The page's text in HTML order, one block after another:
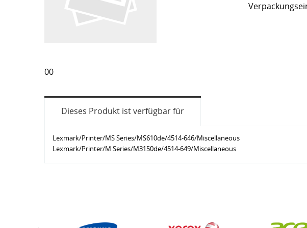
00
Dieses Produkt ist verfügbar für
Lexmark/Printer/MS Series/MS610de/4514-646/Miscellaneous
Lexmark/Printer/M Series/M3150de/4514-649/Miscellaneous